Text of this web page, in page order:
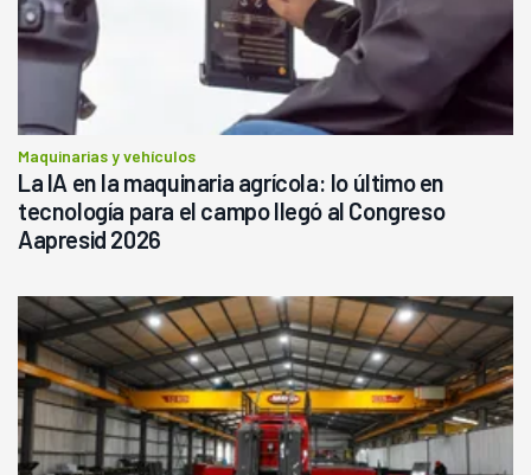
Maquinarias y vehículos
La IA en la maquinaria agrícola: lo último en
tecnología para el campo llegó al Congreso
Aapresid 2026